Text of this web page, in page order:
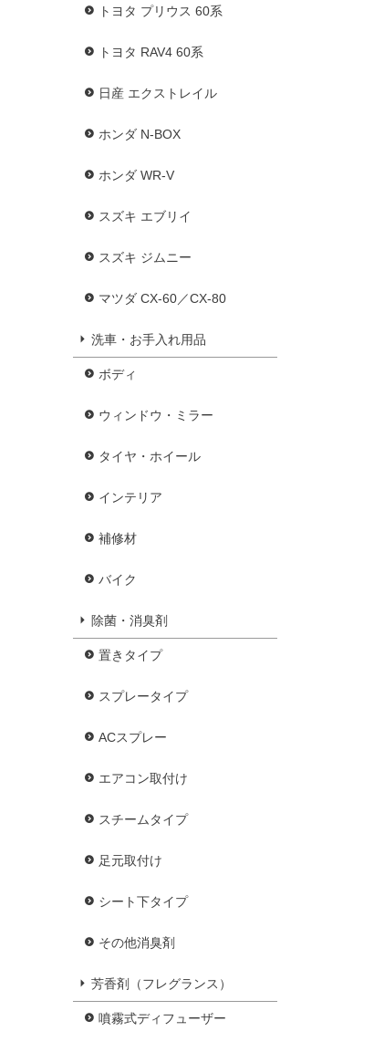
トヨタ プリウス 60系
トヨタ RAV4 60系
日産 エクストレイル
ホンダ N-BOX
ホンダ WR-V
スズキ エブリイ
スズキ ジムニー
マツダ CX-60／CX-80
洗車・お手入れ用品
ボディ
ウィンドウ・ミラー
タイヤ・ホイール
インテリア
補修材
バイク
除菌・消臭剤
置きタイプ
スプレータイプ
ACスプレー
エアコン取付け
スチームタイプ
足元取付け
シート下タイプ
その他消臭剤
芳香剤（フレグランス）
噴霧式ディフューザー